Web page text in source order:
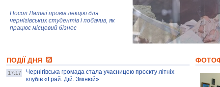
Посол Латвії провів лекцію для
чернігівських студентів і побачив, як
працює місцевий бізнес
колекцію про війну, емоції та тварин
ПОДІЇ ДНЯ
17:17
Чернігівська громада стала учасницею проєкту літніх
клубів «Грай. Дій. Змінюй»